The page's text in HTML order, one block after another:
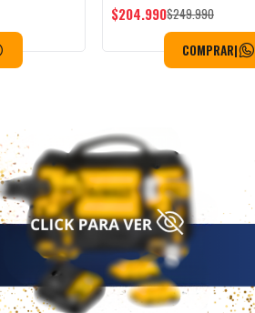
$204.990$249.990
COMPRAR|